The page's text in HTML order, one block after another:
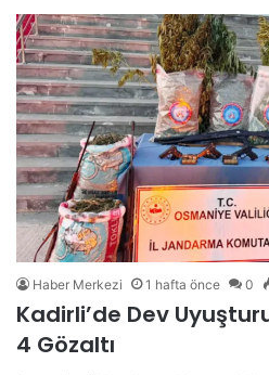
Haber Merkezi 1 hafta önce 0
Kadirli’de Dev
4 Gözaltı